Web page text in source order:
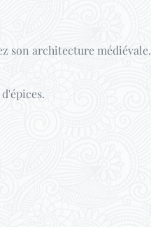
son architecture médiévale.